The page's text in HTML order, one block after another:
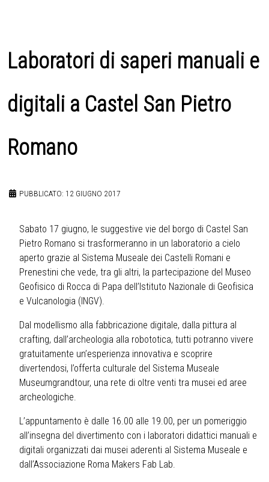
Laboratori di saperi manuali e
digitali a Castel San Pietro
Romano
PUBBLICATO: 12 GIUGNO 2017
Sabato 17 giugno, le suggestive vie del borgo di Castel San
Pietro Romano si trasformeranno in un laboratorio a cielo
aperto grazie al Sistema Museale dei Castelli Romani e
Prenestini che vede, tra gli altri, la partecipazione del Museo
Geofisico di Rocca di Papa dell’Istituto Nazionale di Geofisica
e Vulcanologia (INGV).
Dal modellismo alla fabbricazione digitale, dalla pittura al
crafting, dall’archeologia alla robototica, tutti potranno vivere
gratuitamente un’esperienza innovativa e scoprire
divertendosi, l’offerta culturale del Sistema Museale
Museumgrandtour, una rete di oltre venti tra musei ed aree
archeologiche.
L’appuntamento è dalle 16.00 alle 19.00, per un pomeriggio
all’insegna del divertimento con i laboratori didattici manuali e
digitali organizzati dai musei aderenti al Sistema Museale e
dall’Associazione Roma Makers Fab Lab.